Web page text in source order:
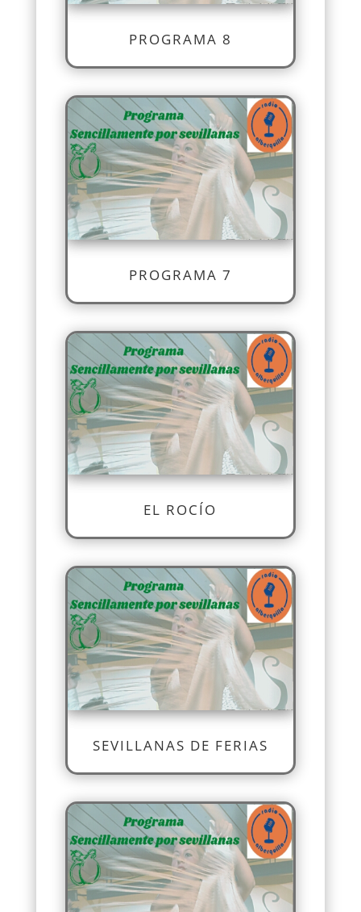
PROGRAMA 8
PROGRAMA 7
EL ROCÍO
SEVILLANAS DE FERIAS